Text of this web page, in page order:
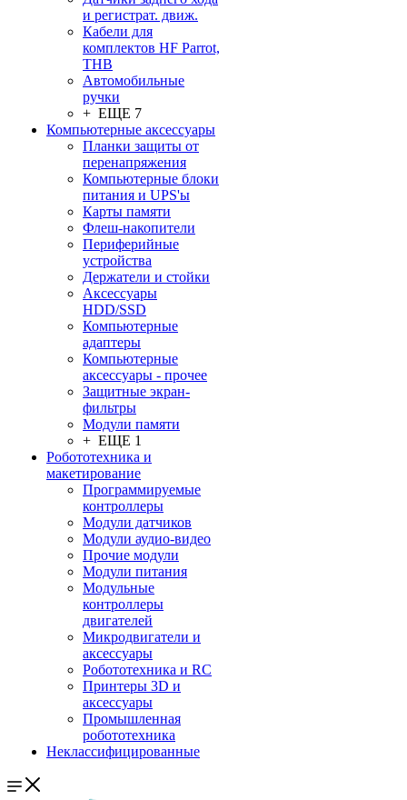
и регистрат. движ.
Кабели для
комплектов HF Parrot,
THB
Автомобильные
ручки
+ ЕЩЕ 7
Компьютерные аксессуары
Планки защиты от
перенапряжения
Компьютерные блоки
питания и UPS'ы
Карты памяти
Флеш-накопители
Периферийные
устройства
Держатели и стойки
Аксессуары
HDD/SSD
Компьютерные
адаптеры
Компьютерные
аксессуары - прочее
Защитные экран-
фильтры
Модули памяти
+ ЕЩЕ 1
Робототехника и
макетирование
Программируемые
контроллеры
Модули датчиков
Модули аудио-видео
Прочие модули
Модули питания
Модульные
контроллеры
двигателей
Микродвигатели и
аксессуары
Робототехника и RC
Принтеры 3D и
аксессуары
Промышленная
робототехника
Неклассифицированные